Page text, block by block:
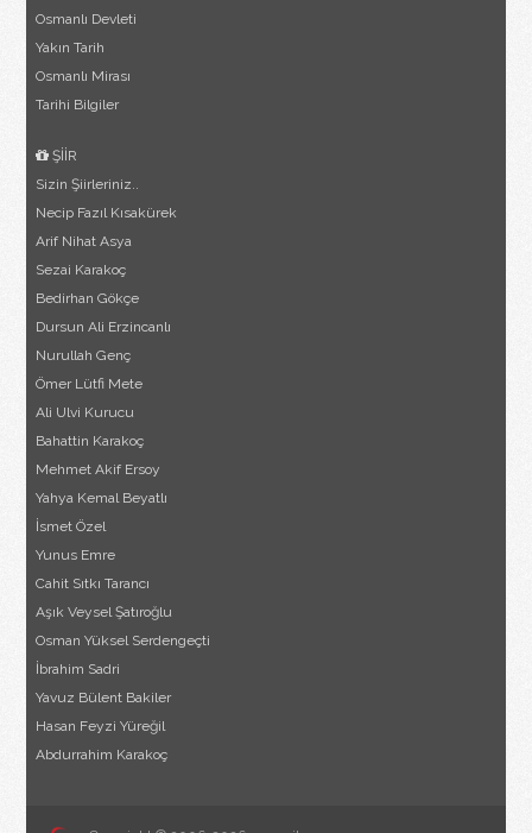
Osmanlı Devleti
Yakın Tarih
Osmanlı Mirası
Tarihi Bilgiler
ŞİİR
Sizin Şiirleriniz..
Necip Fazıl Kısakürek
Arif Nihat Asya
Sezai Karakoç
Bedirhan Gökçe
Dursun Ali Erzincanlı
Nurullah Genç
Ömer Lütfi Mete
Ali Ulvi Kurucu
Bahattin Karakoç
Mehmet Akif Ersoy
Yahya Kemal Beyatlı
İsmet Özel
Yunus Emre
Cahit Sıtkı Tarancı
Aşık Veysel Şatıroğlu
Osman Yüksel Serdengeçti
İbrahim Sadri
Yavuz Bülent Bakiler
Hasan Feyzi Yüreğil
Abdurrahim Karakoç